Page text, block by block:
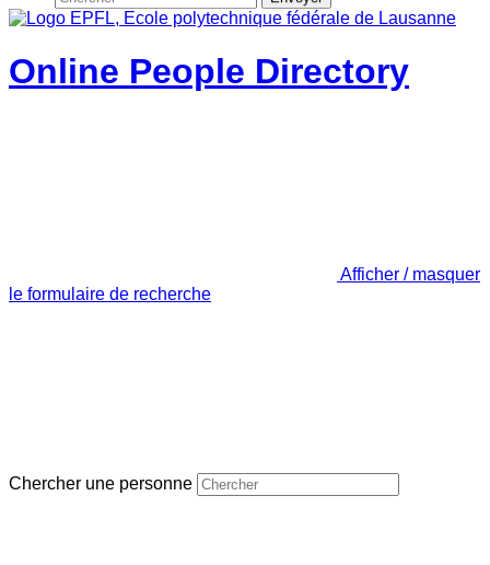
Online People Directory
Afficher / masquer
le formulaire de recherche
Chercher une personne